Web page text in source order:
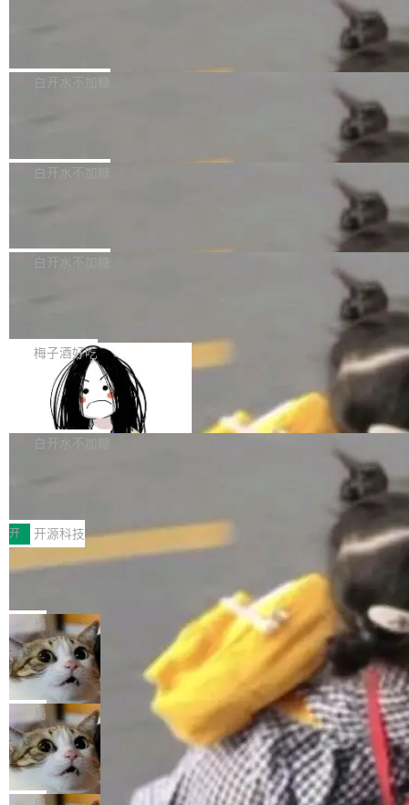
不得生成涉及安全性的关键变更，除非作者本身
36个月。 公告显示，本次宇树科技战略配售对
员工参与设立的专项资产管理计划。其中，Dee
获配9...
Bug fixes and enhancements 修复多次传递同
一个回归问题，该问题导致拉取镜像时会拒绝包
题，该问题可能导致在旧版 Linux 内核...
白开水不加糖
e 孵化器项目管理委员会（IPMC）投票中获得
P）！这一里程碑不仅标志着 Fluss 迈入新的发
白开水不加糖
长期停止内容更新，未能实现其作为“AI版维基百
提交的编辑请求也长期处于待处理状态。 Groki
pedia 于去年底上线，定位为由人工智能生成内
容的百科平台，被马斯克视为传统众包百科网站
维基百科的替代方案。Lawfare 调查发现，无论
热门页面还是低关注度页面，均未出现近期更
白开水不加糖
是这样的：配 MessageSource 的 Bean、写 R
eloadableResourceBundleMessageSource、
声明 LocaleResolver、注册 LocaleChangeInt
erceptor…五六步之后才能看到第一行翻译文
本。 Solon 换了个方式。整个 i18n 模块围绕三
梅子酒好吃
Apache Doris 4.1 全面增强 Iceberg：
支持 UPDATE、MERGE INTO 与 Iceb
erg V3
Apache Doris 4.1 要补齐的，正是缺失的那一
半。在已有查询能力的基础上，Doris 进一步支
常维护操作，并完整支持 Iceberg V3 格式。
白开水不加糖
村国家自主创新示范区会议中心开幕。本届大会
由中关村智联软件服务业质量创新联盟主办，以
“智构可信·质创未来——AI原生时代的质量新范
式”为主题，直面AI从实验室走向规模化产业落地
的核心质量命题。会上，《2026智能研发生产力
工具选型手册》发布，Testin云测的Testin XAge
nt智能测试系统入选AI测试领域代表产品。对CI
O而言，这提示了一个转变：AI测试正在从效率
工具升级为企业的质量基础设施。 CIO面对的新
现实 过去两年，CIO们的焦虑清单上多了两项：
一是如何让大模型和智能体应用安全地从PoC走
向生产，二是如何让测试团队跟得上AI应用...
开 开源科技
让非法状态不可表示：一篇关于 ADT
有一种东西，一旦用过就回不去了。Alex Fedos
eev 管它叫"软件设计的基石"。 他说的东西不新
鲜——代数数据类型（ADT），尤其是和类型
（sum type）。但他说清楚了一件事：这不是类
型系统的学术体操，是日常编码的思维方式。 文
章从一个简单的例子切入。一个网站的深色主题
设置，如果用布尔值 + 可空字段来表示——bool
ean 表示是否可切换，nullable 的默认模式、浅
色方案、深色方案——会产生大量无意义的组
合。方案缺了、配置冲突了、全 null 了。要知道
局
Cloudflare 开源内部企业 AI 平台 Clou
dflare OS
Cloudflare 发布了一个开源项目 Cloudflare O
S。如果你只看官方博客，你会觉得这是又一
个"AI 知识库 + 聊天机器人"——每个大厂都在
做，没什么新鲜的。 但 Kenton Varda 在 Twitte
r 上把事情说清楚了： 今天我们发布了 Cloudfla
re OS，一个带连接器的聊天机器人，跟其他所
局
Deno 团队开源 Celld，可自托管的分
布式 Durable Objects
Ryan Dahl 领导的 Deno 团队推出了最新开源项
目 Celld，一个能在自己机器上运行 Cloudflare